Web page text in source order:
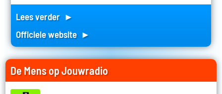
Lees verder ►
Officiele website ►
De Mens op Jouwradio